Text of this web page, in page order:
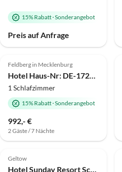
15% Rabatt·Sonderangebot
Preis auf Anfrage
4.0 (99)
Feldberg in Mecklenburg
1 Schlafzimmer
15% Rabatt·Sonderangebot
992,- €
2 Gäste / 7 Nächte
4.8 (47)
Geltow